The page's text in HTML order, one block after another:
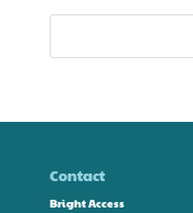
Contact
Bright Access